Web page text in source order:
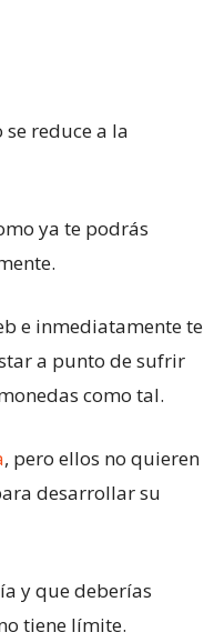
reduce a la
ya te podrás
e inmediatamente te
a punto de sufrir
como tal.
, pero ellos no quieren
desarrollar su
y que deberías
tiene límite.